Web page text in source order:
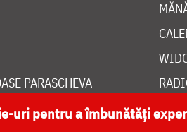
PARASCHEVA
uri pentru a îmbunătăți